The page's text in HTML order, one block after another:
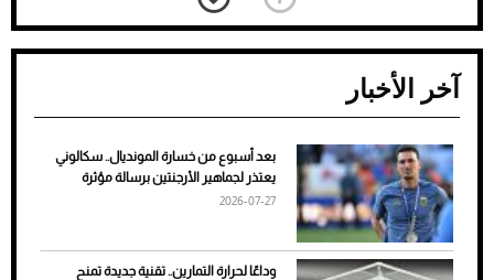
ضعف تبريد مكيف السيارة عند الوقوف.. أشهر
الأسباب والحلول
آخر الأخبار
بعد أسبوع من خسارة المونديال.. سكالوني
يعتذر لجماهير الأرجنتين برسالة مؤثرة
2026-07-27
وداعًا لحرارة التمارين.. تقنية جديدة تمنح